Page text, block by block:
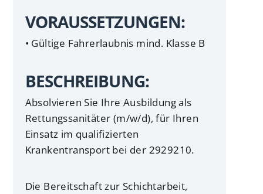
VORAUSSETZUNGEN:
• Gültige Fahrerlaubnis mind. Klasse B
BESCHREIBUNG:
Absolvieren Sie Ihre Ausbildung als
Rettungssanitäter (m/w/d), für Ihren
Einsatz im qualifizierten
Krankentransport bei der 2929210.
Die Bereitschaft zur Schichtarbeit,